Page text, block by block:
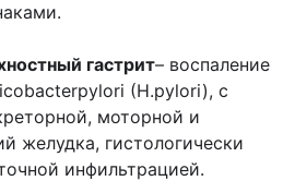
гастрит– воспаление
(H.pylori), с
моторной и
желудка, гистологически
инфильтрацией.